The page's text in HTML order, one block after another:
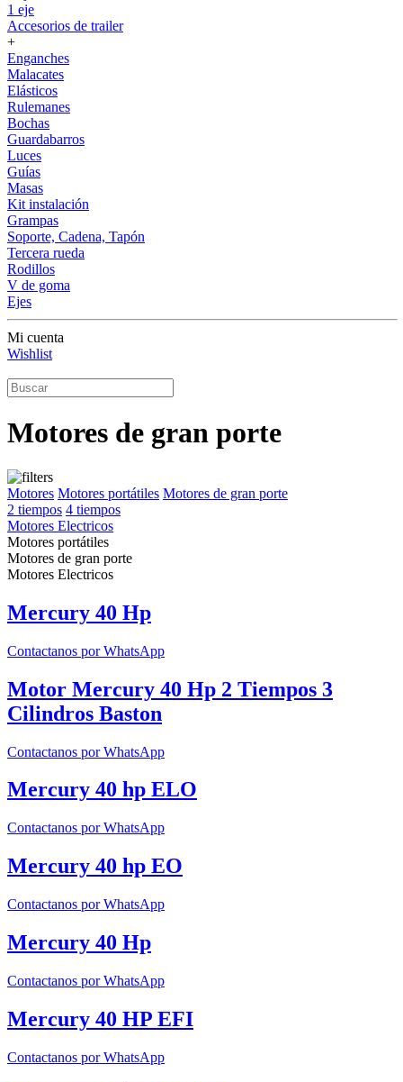
1 eje
Accesorios de trailer
+
Enganches
Malacates
Elásticos
Rulemanes
Bochas
Guardabarros
Luces
Guías
Masas
Kit instalación
Grampas
Soporte, Cadena, Tapón
Tercera rueda
Rodillos
V de goma
Ejes
Mi cuenta
Wishlist
Motores de gran porte
Motores Motores portátiles Motores de gran porte
2 tiempos 4 tiempos
Motores Electricos
Motores portátiles
Motores de gran porte
Motores Electricos
Mercury 40 Hp
Contactanos por WhatsApp
Motor Mercury 40 Hp 2 Tiempos 3
Cilindros Baston
Contactanos por WhatsApp
Mercury 40 hp ELO
Contactanos por WhatsApp
Mercury 40 hp EO
Contactanos por WhatsApp
Mercury 40 Hp
Contactanos por WhatsApp
Mercury 40 HP EFI
Contactanos por WhatsApp